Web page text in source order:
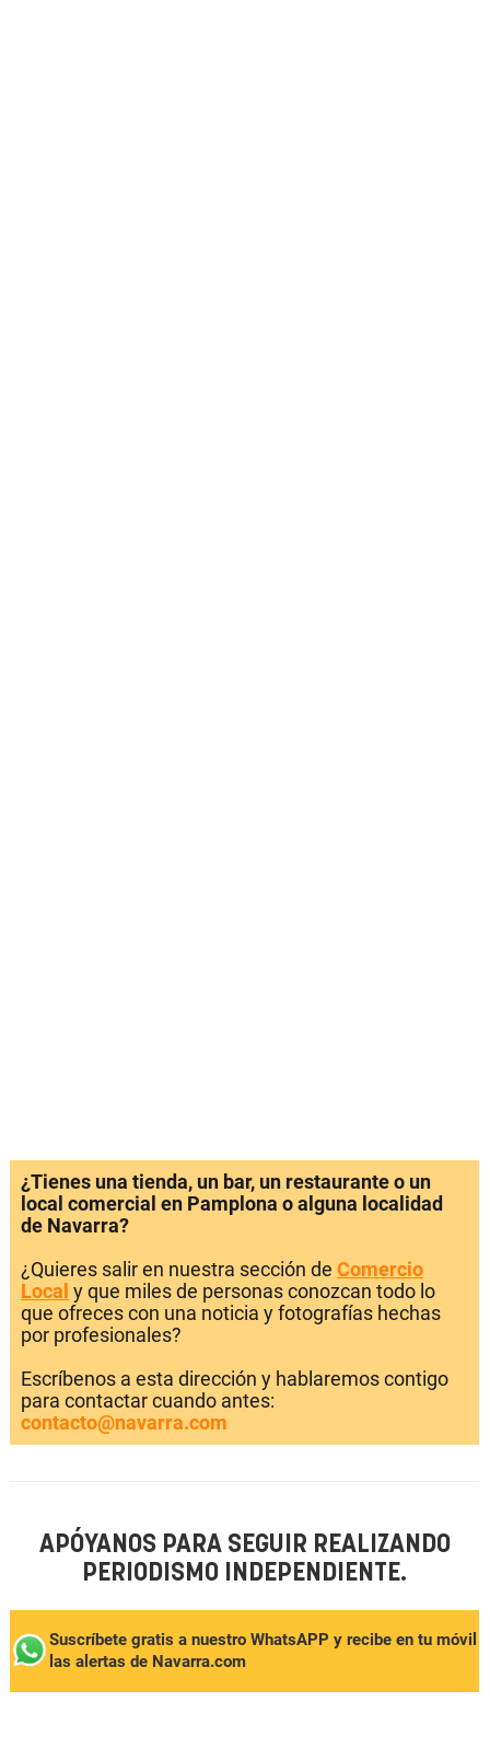
¿Tienes una tienda, un bar, un restaurante o un
local comercial en Pamplona o alguna localidad
de Navarra?
¿Quieres salir en nuestra sección de Comercio
Local y que miles de personas conozcan todo lo
que ofreces con una noticia y fotografías hechas
por profesionales?
Escríbenos a esta dirección y hablaremos contigo
para contactar cuando antes:
contacto@navarra.com
APÓYANOS PARA SEGUIR REALIZANDO
PERIODISMO INDEPENDIENTE.
Suscríbete gratis a nuestro WhatsAPP y recibe en tu móvil
las alertas de Navarra.com